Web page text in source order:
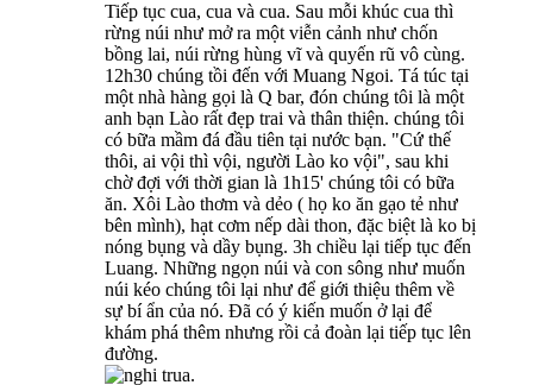
Tiếp tục cua, cua và cua. Sau mỗi khúc cua thì
rừng núi như mở ra một viễn cảnh như chốn
bồng lai, núi rừng hùng vĩ và quyến rũ vô cùng.
12h30 chúng tồi đến với Muang Ngoi. Tá túc tại
một nhà hàng gọi là Q bar, đón chúng tôi là một
anh bạn Lào rất đẹp trai và thân thiện. chúng tôi
có bữa mầm đá đầu tiên tại nước bạn. "Cứ thế
thôi, ai vội thì vội, người Lào ko vội", sau khi
chờ đợi với thời gian là 1h15' chúng tôi có bữa
ăn. Xôi Lào thơm và dẻo ( họ ko ăn gạo tẻ như
bên mình), hạt cơm nếp dài thon, đặc biệt là ko bị
nóng bụng và dầy bụng. 3h chiều lại tiếp tục đến
Luang. Những ngọn núi và con sông như muốn
núi kéo chúng tôi lại như để giới thiệu thêm về
sự bí ẩn của nó. Đã có ý kiến muốn ở lại để
khám phá thêm nhưng rồi cả đoàn lại tiếp tục lên
đường.